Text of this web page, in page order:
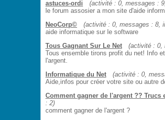
astuces-ordi
(activité : 0, messages :
le forum assosier a mon site d'aide
NeoCorp©
(activité : 0, messages : 8,
aide informatique sur le software
Tous Gagnant Sur Le Net
(activité : 0,
Tous ensemble tirons profit du net! Info
l'argent.
Informatique du Net
(activité : 0,
Aide,infos pour créer votre site ou autre
Comment gagner de l'argent ?? Trucs
: 2)
comment gagner de l'argent ?